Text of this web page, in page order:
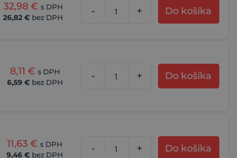
32,98 € s DPH
26,82 € bez DPH
- + Do košíka
8,11 € s DPH
6,59 € bez DPH
- + Do košíka
11,63 € s DPH
9,46 € bez DPH
- + Do košíka